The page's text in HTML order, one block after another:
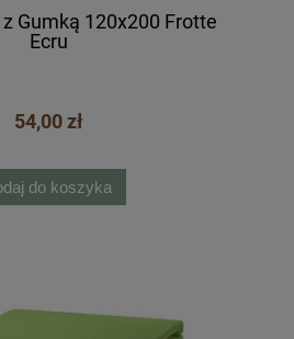
z Gumką 120x200 Frotte
Ecru
54,00 zł
do koszyka